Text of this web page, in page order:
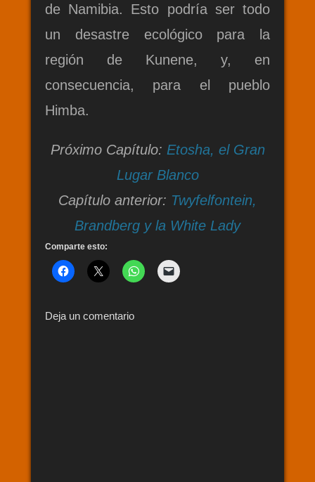
de Namibia. Esto podría ser todo
un desastre ecológico para la
región de Kunene, y, en
consecuencia, para el pueblo
Himba.
Próximo Capítulo: Etosha, el Gran
Lugar Blanco
Capítulo anterior: Twyfelfontein,
Brandberg y la White Lady
Comparte esto:
Deja un comentario